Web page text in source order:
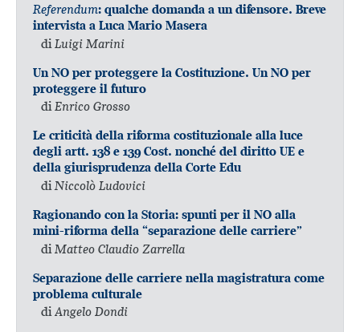
Referendum: qualche domanda a un difensore. Breve
intervista a Luca Mario Masera
di Luigi Marini
Un NO per proteggere la Costituzione. Un NO per
proteggere il futuro
diEnrico Grosso
Le criticità della riforma costituzionale alla luce
degli artt. 138 e 139 Cost. nonché del diritto UE e
della giurisprudenza della Corte Edu
diNiccolò Ludovici
Ragionando con la Storia: spunti per il NO alla
mini-riforma della “separazione delle carriere”
di Matteo Claudio Zarrella
Separazione delle carriere nella magistratura come
problema culturale
diAngelo Dondi